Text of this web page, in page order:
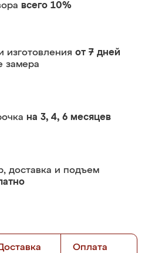
всего 10%
изготовления от 7 дней
замера
на 3, 4, 6 месяцев
доставка и подъем
Оплата